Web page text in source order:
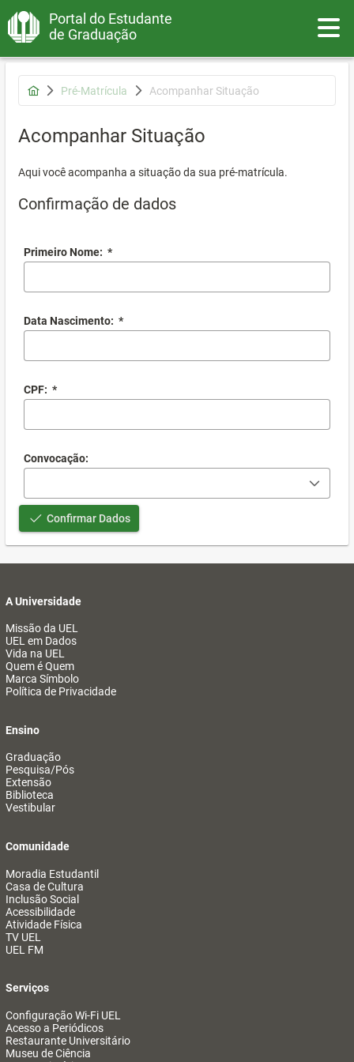
Portal do Estudante
de Graduação
Pré-Matrícula Acompanhar Situação
Acompanhar Situação
Aqui você acompanha a situação da sua pré-matrícula.
Confirmação de dados
Primeiro Nome: *
Data Nascimento: *
CPF: *
Convocação:
Confirmar Dados
A Universidade
Missão da UEL
UEL em Dados
Vida na UEL
Quem é Quem
Marca Símbolo
Política de Privacidade
Ensino
Graduação
Pesquisa/Pós
Extensão
Biblioteca
Vestibular
Comunidade
Moradia Estudantil
Casa de Cultura
Inclusão Social
Acessibilidade
Atividade Física
TV UEL
UEL FM
Serviços
Configuração Wi-Fi UEL
Acesso a Periódicos
Restaurante Universitário
Museu de Ciência